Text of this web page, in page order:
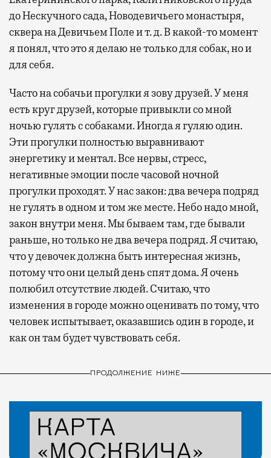
до Нескучного сада, Новодевичьего монастыря,
сквера на Девичьем Поле и т. д. В какой-то момент
я понял, что это я делаю не только для собак, но и
для себя.
Часто на собачьи прогулки я зову друзей. У меня
есть круг друзей, которые привыкли со мной
ночью гулять с собаками. Иногда я гуляю один.
Эти прогулки полностью выравнивают
энергетику и ментал. Все нервы, стресс,
негативные эмоции после часовой ночной
прогулки проходят. У нас закон: два вечера подряд
не гулять в одном и том же месте. Небо надо мной,
закон внутри меня. Мы бываем там, где бывали
раньше, но только не два вечера подряд. Я считаю,
что у девочек должна быть интересная жизнь,
потому что они целый день спят дома. Я очень
полюбил отсутствие людей. Считаю, что
изменения в городе можно оценивать по тому, что
человек испытывает, оказавшись один в городе, и
как он там будет чувствовать себя.
ПРОДОЛЖЕНИЕ НИЖЕ